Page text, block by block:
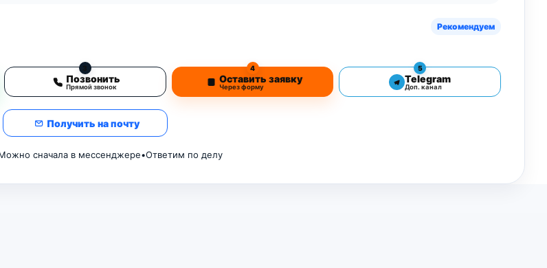
Рекомендуем
3
Позвонить
Прямой звонок
4
Оставить заявку
Через форму
5
Telegram
Доп. канал
Получить на почту
сначала в мессенджере•Ответим по делу